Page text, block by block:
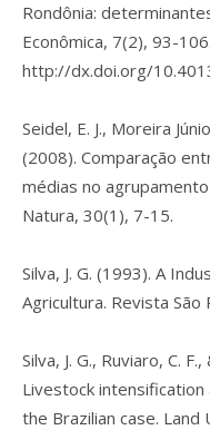
Rondônia:
Econômica, 7(2), 93-106.
http://dx.doi.org/
Seidel, E. J., Moreira
(2008). Comparação
médias no
Natura, 30(1), 7-15.
Silva, J. G. (1993). A
Agricultura. Revista São
Silva, J. G., Ruviaro, C.
Livestock
the Brazilian case. Land